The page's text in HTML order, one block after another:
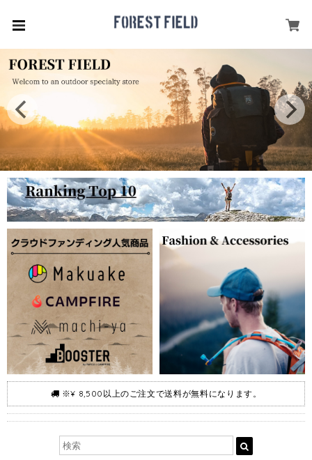
※¥ 8,500以上のご注文で送料が無料になります。